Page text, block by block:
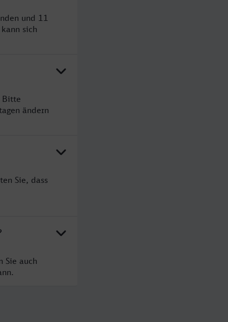
und 11
sich
Bitte
ändern
Sie, dass
Sie auch